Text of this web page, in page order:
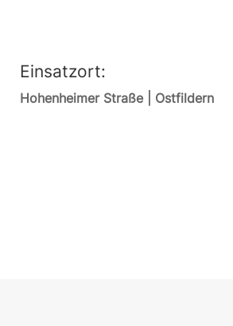
Einsatzort:
Hohenheimer Straße | Ostfildern